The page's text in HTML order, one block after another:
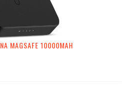
MAGSAFE 10000MAH